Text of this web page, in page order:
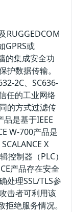
RUGGEDCOM
GPRS或
的集成安全功
护数据传输。
2C、SC636-
任的工业网络
的方式过滤传
品是基于IEEE
W-700产品是
X
制器（PLC）
产品存在安全
处理SSL/TLS参
击者可利用该
绝服务情况。